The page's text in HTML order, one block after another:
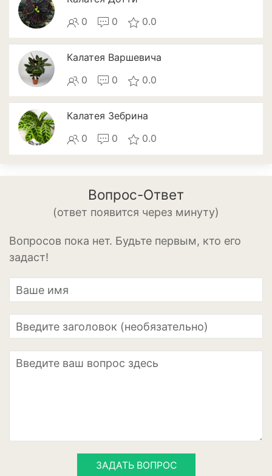
Гранат
Груша
Ежевика
Земклуника
Земляника
Клубника
Клюква
Крыжовник
Лимоны
Малина
Мандарины
Персик
0 0 0.0
Калатея Варшевича
0 0 0.0
Калатея Зебрина
0 0 0.0
Вопрос-Ответ
(ответ появится через минуту)
Вопросов пока нет. Будьте первым, кто его
задаст!
ЗАДАТЬ ВОПРОС